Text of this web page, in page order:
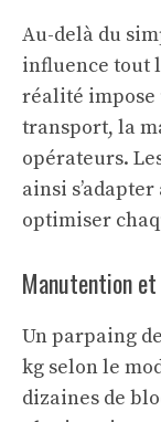
Au-delà du
influence tout
réalité impose
transport, la
opérateurs.
ainsi
optimiser
Manutention
Un parpaing
kg selon le
dizaines de